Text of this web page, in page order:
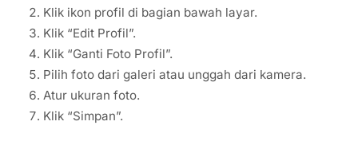
Klik ikon profil di bagian bawah layar.
Klik “Edit Profil”.
Klik “Ganti Foto Profil”.
Pilih foto dari galeri atau unggah dari kamera.
Atur ukuran foto.
Klik “Simpan”.